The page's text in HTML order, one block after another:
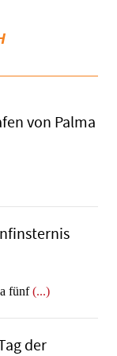
von Palma
fünf(...)
der